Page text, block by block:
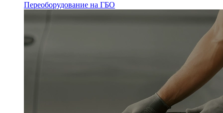
Переоборудование на ГБО